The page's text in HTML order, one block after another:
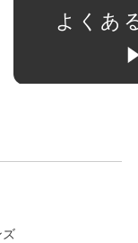
よくあ
ズ